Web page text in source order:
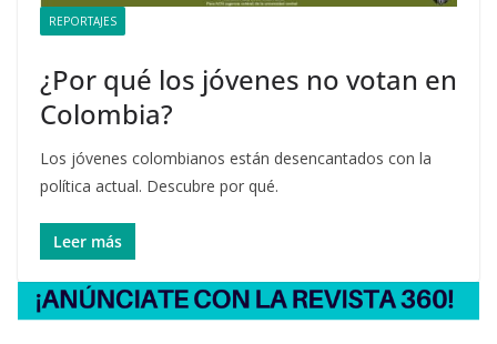
REPORTAJES
¿Por qué los jóvenes no votan en
Colombia?
Los jóvenes colombianos están desencantados con la
política actual. Descubre por qué.
Leer más